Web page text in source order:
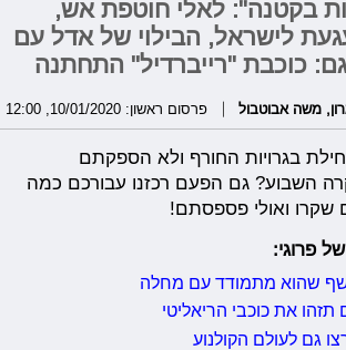
בקטנה": לאלי חוטפת אש,
לישראל, הבילוי של אדל עם
כוכבת "רייברדיל" התחתנה
, משה אבוטבול פרסום ראשון: 10/01/2020, 12:00
בגרויות החורף ולא הספקתם
השבוע? גם הפעם רכזנו עבורכם כמה
שקרו ואולי פספסתם!
פרוגי:
שהוא מתמודד עם מחלה
את כוכבי הריאליטי
גם לעולם הקולנוע